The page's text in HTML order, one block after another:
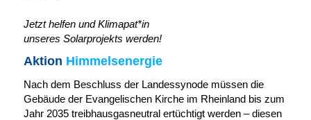
Jetzt helfen und Klimapat*in
unseres Solarprojekts werden!
Aktion Himmelsenergie
Nach dem Beschluss der Landessynode müssen die
Gebäude der Evangelischen Kirche im Rheinland bis zum
Jahr 2035 treibhausgasneutral ertüchtigt werden – diesen